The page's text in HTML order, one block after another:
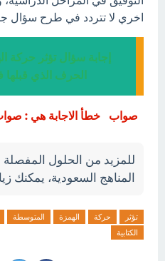
اخري لا تتردد في طرح سؤال
إجابة سؤال تؤثر حركة
الحرف الذي قبلها
صواب خطأ الاجابة هي :
للمزيد من الحلول
المناهج السعودية، يمكنك
تؤثر حركة الهمزة المتوسطة
الكتابية